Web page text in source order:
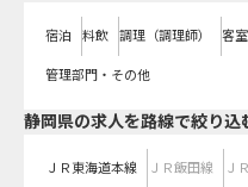
宿泊 料飲 調理（調理師） 客室
管理部門・その他
静岡県の求人を路線で絞り込
ＪＲ東海道本線 ＪＲ飯田線 Ｊ